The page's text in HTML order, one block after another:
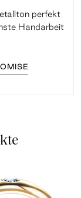
perfekt
Handarbeit